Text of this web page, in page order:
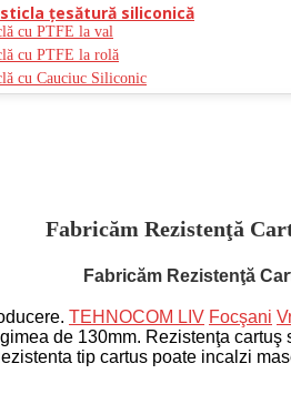
ţesătură siliconică
cu PTFE la val
cu PTFE la rolă
cu Cauciuc Siliconic
Fabricăm Rezistenţă
Fabricăm Rezistenţă
TEHNOCOM LIV Focşani
de 130mm. Rezistenţa
tip cartus poate incalzi